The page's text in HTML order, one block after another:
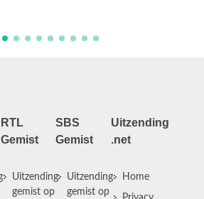
RTL
Gemist
Uitzending
gemist op
SBS
Gemist
Uitzending
gemist op
Uitzending
.net
Home